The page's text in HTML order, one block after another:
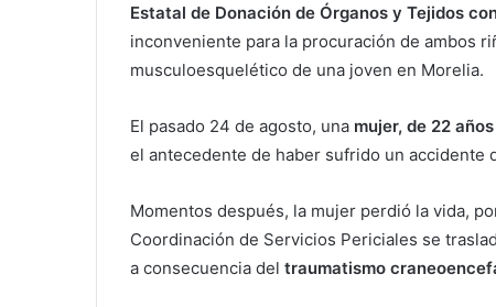
Estatal de Donación de Órganos y Tejidos
inconveniente para la procuración de ambos
musculoesquelético de una joven en Morelia.
El pasado 24 de agosto, una mujer, de 22
el antecedente de haber sufrido un accidente
Momentos después, la mujer perdió la vida,
Coordinación de Servicios Periciales se
a consecuencia del traumatismo